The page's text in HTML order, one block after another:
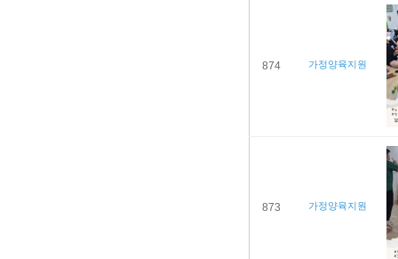
874 가정양육지원
873 가정양육지원